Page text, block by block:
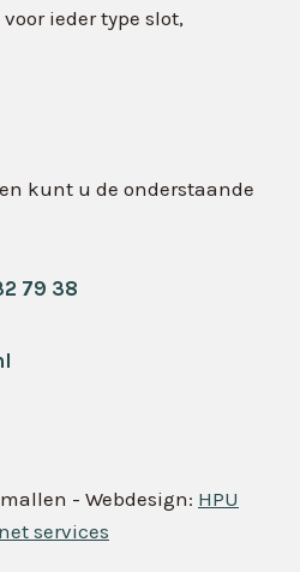
ieder type slot,
kunt u de onderstaande
79 38
- Webdesign: HPU
services